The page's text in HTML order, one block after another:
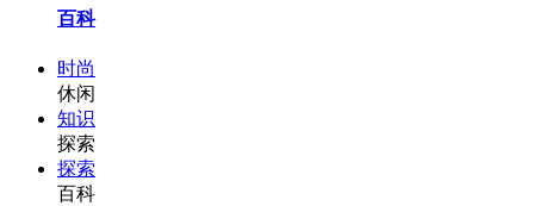
百科
时尚
休闲
知识
探索
探索
百科